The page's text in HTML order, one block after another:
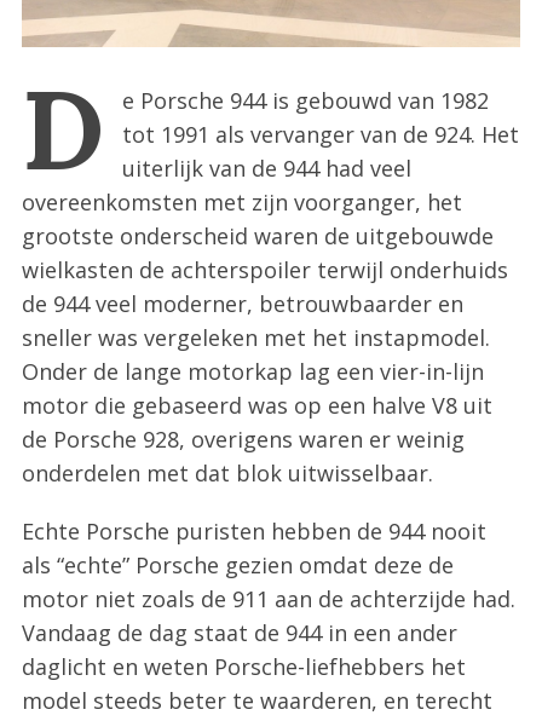
D
e Porsche 944 is gebouwd van 1982
tot 1991 als vervanger van de 924. Het
uiterlijk van de 944 had veel
overeenkomsten met zijn voorganger, het
grootste onderscheid waren de uitgebouwde
wielkasten de achterspoiler terwijl onderhuids
de 944 veel moderner, betrouwbaarder en
sneller was vergeleken met het instapmodel.
Onder de lange motorkap lag een vier-in-lijn
motor die gebaseerd was op een halve V8 uit
de Porsche 928, overigens waren er weinig
onderdelen met dat blok uitwisselbaar.
Echte Porsche puristen hebben de 944 nooit
als “echte” Porsche gezien omdat deze de
motor niet zoals de 911 aan de achterzijde had.
Vandaag de dag staat de 944 in een ander
daglicht en weten Porsche-liefhebbers het
model steeds beter te waarderen, en terecht